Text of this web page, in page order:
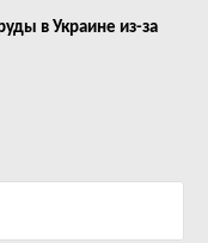
в Украине из-за